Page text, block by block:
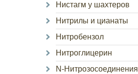
Нистагм у шахтеров
Нитрилы и цианаты
Нитробензол
Нитроглицерин
N-Нитрозосоединения